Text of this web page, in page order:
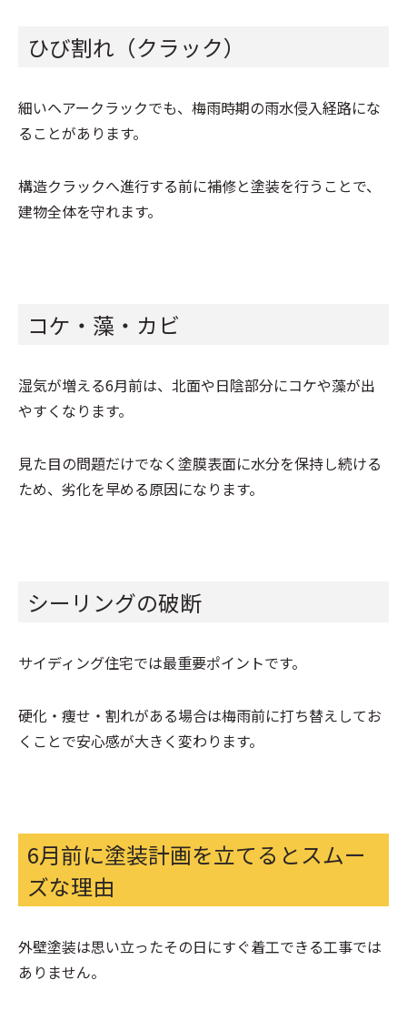
ひび割れ（クラック）
細いヘアークラックでも、梅雨時期の雨水侵入経路にな
ることがあります。
構造クラックへ進行する前に補修と塗装を行うことで、
建物全体を守れます。
コケ・藻・カビ
湿気が増える6月前は、北面や日陰部分にコケや藻が出
やすくなります。
見た目の問題だけでなく塗膜表面に水分を保持し続ける
ため、劣化を早める原因になります。
シーリングの破断
サイディング住宅では最重要ポイントです。
硬化・痩せ・割れがある場合は梅雨前に打ち替えしてお
くことで安心感が大きく変わります。
6月前に塗装計画を立てるとスムー
ズな理由
外壁塗装は思い立ったその日にすぐ着工できる工事では
ありません。